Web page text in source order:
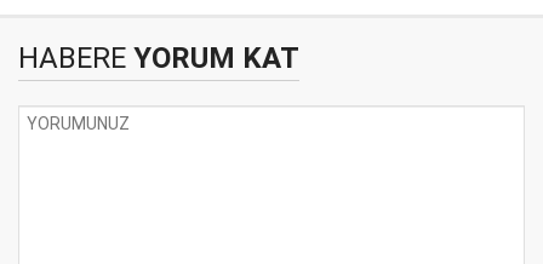
HABERE YORUM KAT